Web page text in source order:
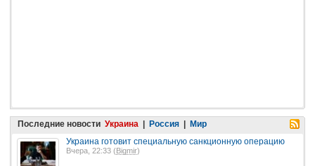
Последние новости Украина Россия
Мир
Украина готовит специальную санкционную операцию
Вчера, 22:33 ( Bigmir)